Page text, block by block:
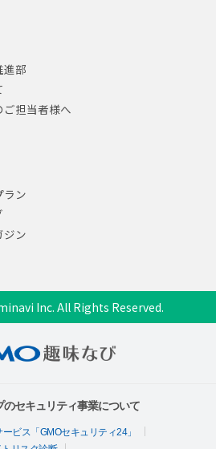
進部
担当者様へ
ラン
ジン
Inc. All Rights Reserved.